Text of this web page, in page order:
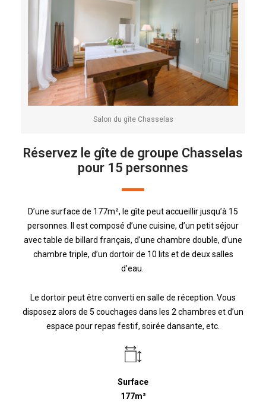
Salon du gîte Chasselas
Réservez le gîte de groupe Chasselas
pour 15 personnes
D’une surface de 177m², l e gîte peut accueillir jusqu’à 15
personnes. Il est composé d’une cuisine, d’un petit séjour
avec table de billard français, d’une chambre double, d’une
chambre triple, d’un dortoir de 10 lits et de deux salles
d’eau.
Le dortoir peut être converti en salle de réception. Vous
disposez alors de 5 couchages dans les 2 chambres et d’un
espace pour repas festif, soirée dansante, etc.
Surface
177m²